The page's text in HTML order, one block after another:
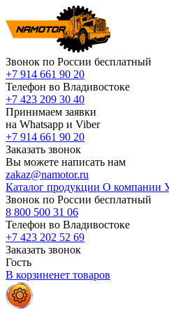
Звонок по России бесплатный
+7 914 661 90 20
Телефон во Владивостоке
+7 423 209 30 40
Принимаем заявки
на Whatsapp и Viber
+7 914 661 90 20
Заказать звонок
Вы можете написать нам
zakaz@namotor.ru
Каталог продукции О компании
Звонок по России бесплатный
8 800 500 31 06
Телефон во Владивостоке
+7 423 202 52 69
Заказать звонок
Гость
В корзиненет товаров